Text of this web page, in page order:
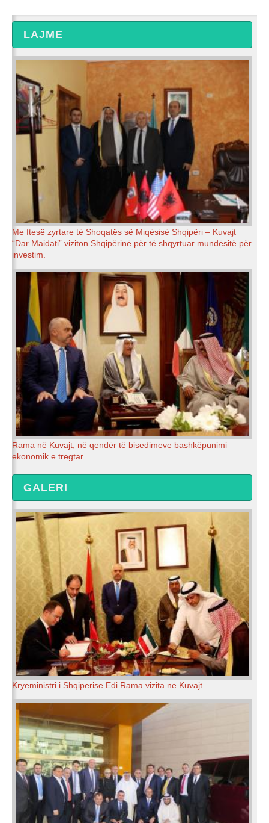
LAJME
Me ftesë zyrtare të Shoqatës së Miqësisë Shqipëri – Kuvajt
“Dar Maidati” viziton Shqipërinë për të shqyrtuar mundësitë për
investim.
Rama në Kuvajt, në qendër të bisedimeve bashkëpunimi
ekonomik e tregtar
GALERI
Kryeministri i Shqiperise Edi Rama vizita ne Kuvajt